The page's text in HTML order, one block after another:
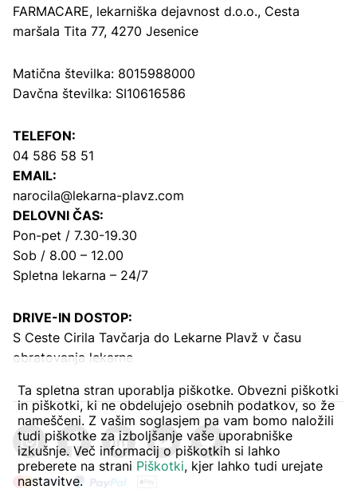
FARMACARE, lekarniška dejavnost d.o.o., Cesta
maršala Tita 77, 4270 Jesenice
Matična številka: 8015988000
Davčna številka: SI10616586
TELEFON:
04 586 58 51
EMAIL:
narocila@lekarna-plavz.com
DELOVNI ČAS:
Pon-pet / 7.30-19.30
Sob / 8.00 – 12.00
Spletna lekarna – 24/7
DRIVE-IN DOSTOP:
S Ceste Cirila Tavčarja do Lekarne Plavž v času
obratovanja lekarne
Ta spletna stran uporablja piškotke. Obvezni piškotki
in piškotki, ki ne obdelujejo osebnih podatkov, so že
nameščeni. Z vašim soglasjem pa vam bomo naložili
tudi piškotke za izboljšanje vaše uporabniške
izkušnje. Več informacij o piškotkih si lahko
preberete na strani Piškotki, kjer lahko tudi urejate
nastavitve.